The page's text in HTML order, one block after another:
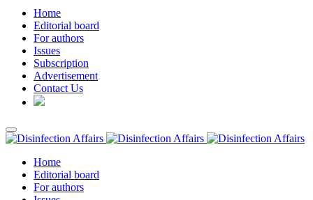
Home
Editorial board
For authors
Issues
Subscription
Advertisement
Contact Us
Home
Editorial board
For authors